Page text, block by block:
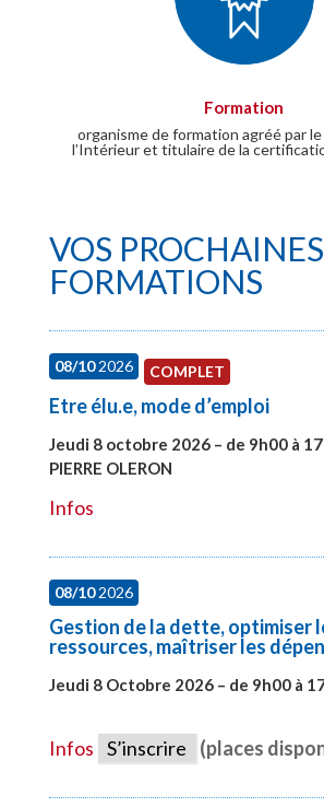
Formation
organisme de formation agréé par
l’Intérieur et titulaire de la
VOS PROCHAINES
FORMATIONS
08/102026 COMPLET
Etre élu.e, mode d’emploi
Jeudi 8 octobre 2026 – de 9h00 à
PIERRE OLERON
Infos
08/102026
Gestion de la dette, optimiser
ressources, maîtriser les
Jeudi 8 Octobre 2026 – de 9h00 à
Infos S’inscrire (places